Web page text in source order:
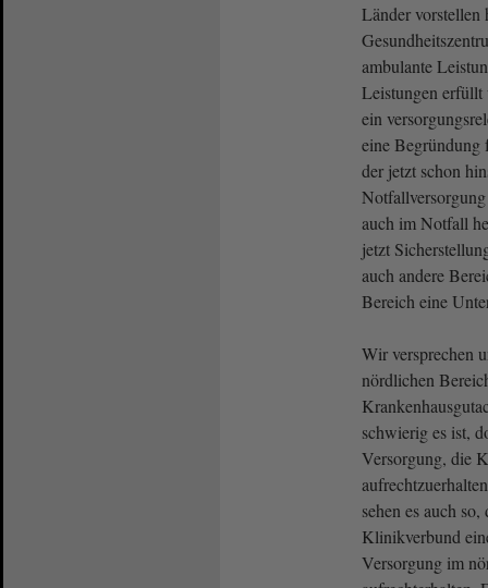
Länder vorstellen
ambulante
Leistungen erfüllt
ein
eine Begründung
der jetzt schon
auch im Notfall
jetzt
auch andere
Bereich eine
Wir versprechen
nördlichen
schwierig es ist,
Versorgung, die
sehen es auch
Klinikverbund
Versorgung im